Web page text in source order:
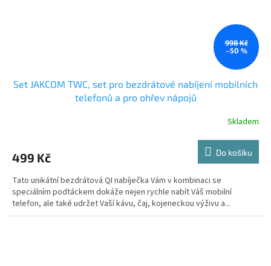
998 Kč
–50 %
Set JAKCOM TWC, set pro bezdrátové nabíjení mobilních
telefonů a pro ohřev nápojů
Skladem
499 Kč Do košíku
Tato unikátní bezdrátová QI nabíječka Vám v kombinaci se
speciálním podtáckem dokáže nejen rychle nabít Váš mobilní
telefon, ale také udržet Vaší kávu, čaj, kojeneckou výživu a...